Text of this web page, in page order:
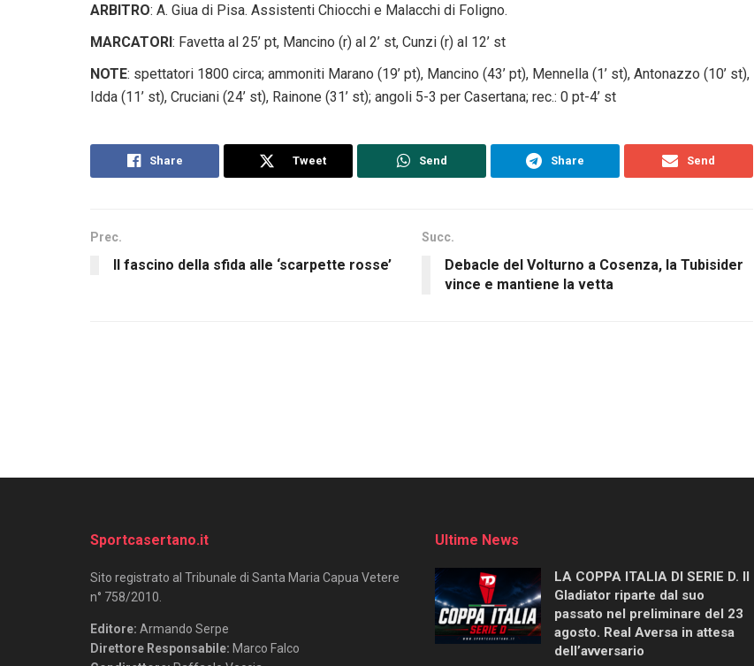
ARBITRO: A. Giua di Pisa. Assistenti Chiocchi e Malacchi di Foligno.
MARCATORI: Favetta al 25’ pt, Mancino (r) al 2’ st, Cunzi (r) al 12’ st
NOTE: spettatori 1800 circa; ammoniti Marano (19’ pt), Mancino (43’ pt), Mennella (1’ st), Antonazzo (10’ st),
Idda (11’ st), Cruciani (24’ st), Rainone (31’ st); angoli 5-3 per Casertana; rec.: 0 pt-4’ st
Share Tweet Send Share Send
Prec.
Il fascino della sfida alle ‘scarpette rosse’
Succ.
Debacle del Volturno a Cosenza, la Tubisider
vince e mantiene la vetta
Sportcasertano.it
Sito registrato al Tribunale di Santa Maria Capua Vetere
n° 758/2010.
Editore: Armando Serpe
Direttore Responsabile: Marco Falco
Ultime News
LA COPPA ITALIA DI SERIE D. Il
Gladiator riparte dal suo
passato nel preliminare del 23
agosto. Real Aversa in attesa
dell’avversario